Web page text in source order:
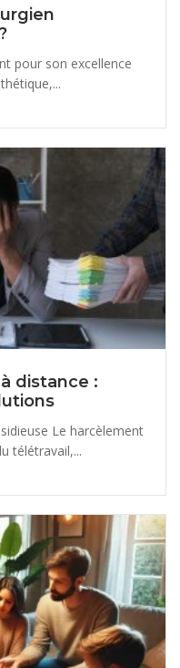
pour son excellence
distance :
Le harcèlement
télétravail,...